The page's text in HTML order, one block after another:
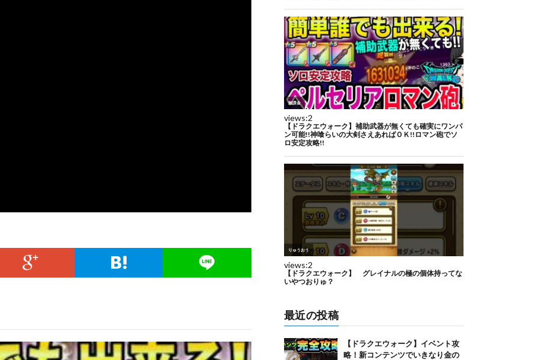
最近の投稿
【ドラクエウォーク】イベント攻
略！新コンテンツでいきなり金の